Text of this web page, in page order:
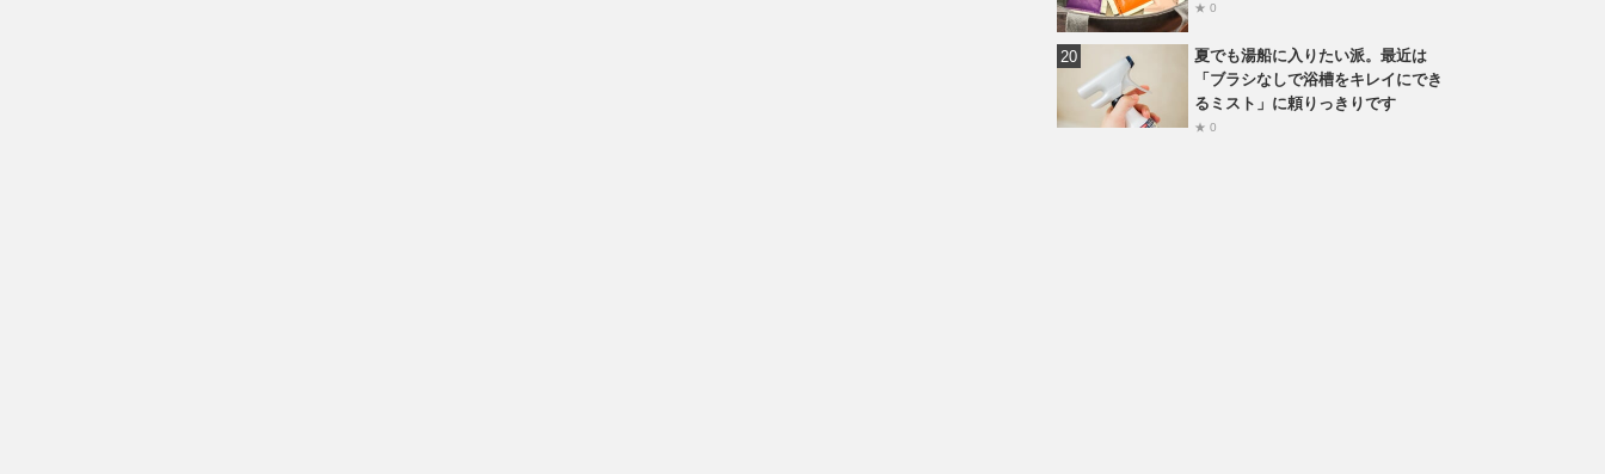
★ 0
夏でも湯船に入りたい派。最近は
「ブラシなしで浴槽をキレイにでき
るミスト」に頼りっきりです
★ 0